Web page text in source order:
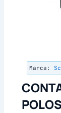
Marca: